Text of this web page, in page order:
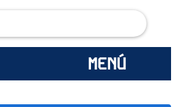
MENÚ